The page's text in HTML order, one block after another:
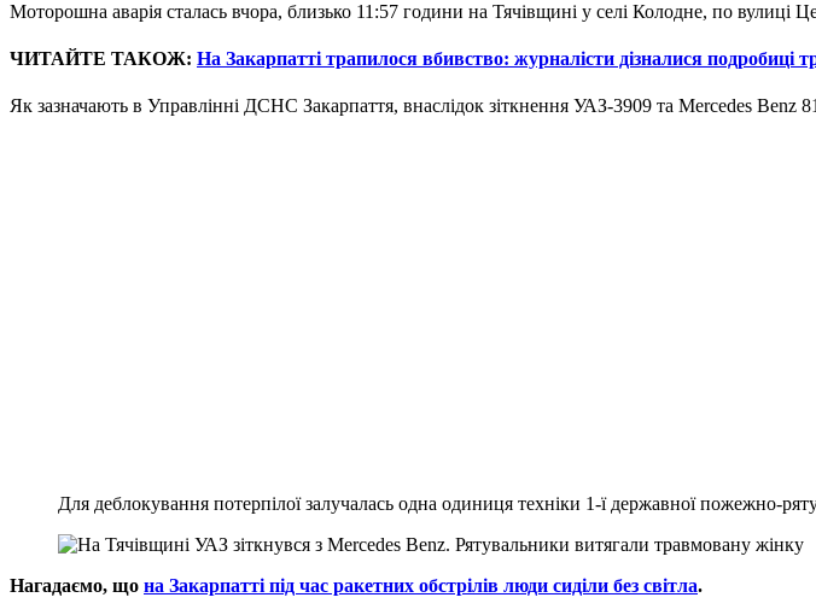
Моторошна аварія сталась вчора, близько 11:57 години на Тячівщині у селі Колодне, по вулиці
ЧИТАЙТЕ ТАКОЖ: На Закарпатті трапилося вбивство: журналісти дізналися подробиці
Як зазначають в Управлінні ДСНС Закарпаття, внаслідок зіткнення УАЗ-3909 та Mercedes
Для деблокування потерпілої залучалась одна одиниця техніки 1-ї державної пожежно-
Нагадаємо, що на Закарпатті під час ракетних обстрілів люди сиділи без світла.